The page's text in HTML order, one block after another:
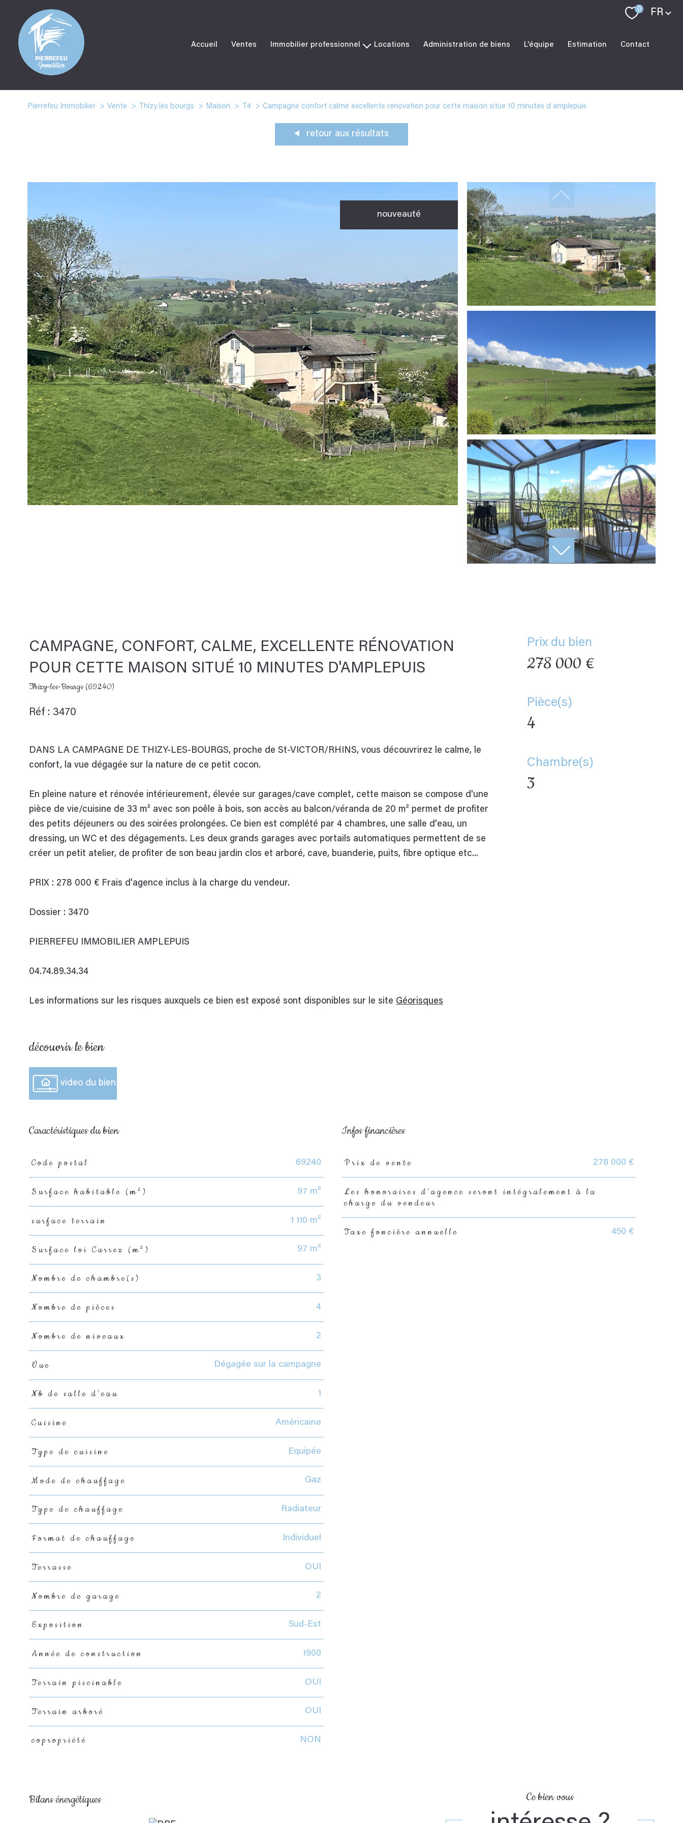
0 Langue
FR
Accueil Ventes Immobilier professionnel Locations Administration de biens L'équipe Estimation Contact
Pierrefeu Immobilier Vente Thizy les bourgs Maison T4 Campagne confort calme excellente renovation pour cette maison situe 10 minutes d amplepuis
retour aux résultats
nouveauté
CAMPAGNE, CONFORT, CALME, EXCELLENTE RÉNOVATION
POUR CETTE MAISON SITUÉ 10 MINUTES D'AMPLEPUIS
Thizy-les-Bourgs (69240)
Réf : 3470
DANS LA CAMPAGNE DE THIZY-LES-BOURGS, proche de St-VICTOR/RHINS, vous découvrirez le calme, le
confort, la vue dégagée sur la nature de ce petit cocon.
En pleine nature et rénovée intérieurement, élevée sur garages/cave complet, cette maison se compose d'une
pièce de vie/cuisine de 33 m² avec son poêle à bois, son accès au balcon/véranda de 20 m² permet de profiter
des petits déjeuners ou des soirées prolongées. Ce bien est complété par 4 chambres, une salle d'eau, un
dressing, un WC et des dégagements. Les deux grands garages avec portails automatiques permettent de se
créer un petit atelier, de profiter de son beau jardin clos et arboré, cave, buanderie, puits, fibre optique etc...
PRIX : 278 000 € Frais d'agence inclus à la charge du vendeur.
Dossier : 3470
PIERREFEU IMMOBILIER AMPLEPUIS
04.74.89.34.34
Les informations sur les risques auxquels ce bien est exposé sont disponibles sur le site Géorisques
découvrir le bien
video du bien
Prix du bien
278 000 €
Pièce(s)
4
Chambre(s)
3
Caractéristiques du bien
Caractéristiques
Code postal 69240
Surface habitable (m²) 97 m²
surface terrain 1 110 m²
Surface loi Carrez (m²) 97 m²
Nombre de chambre(s) 3
Nombre de pièces 4
Nombre de niveaux 2
Vue Dégagée sur la campagne
Nb de salle d'eau 1
Cuisine Américaine
Type de cuisine Equipée
Mode de chauffage Gaz
Type de chauffage Radiateur
Format de chauffage Individuel
Terrasse OUI
Nombre de garage 2
Exposition Sud-Est
Année de construction 1900
Terrain piscinable OUI
Terrain arboré OUI
copropriété NON
Infos financières
Caractéristiques
Prix de vente 278 000 €
Les honoraires d'agence seront intégralement à la
charge du vendeur
Taxe foncière annuelle 450 €
Bilans énergétiques Ce bien vous